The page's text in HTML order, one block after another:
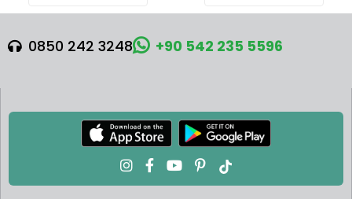
0850 242 3248 +90 542 235 5596